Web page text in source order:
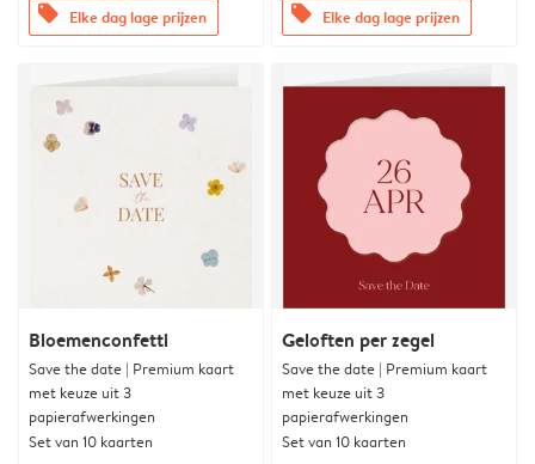
offers Elke dag lage prijzen offers Elke dag lage prijzen
Bloemenconfetti
Save the date | Premium kaart
met keuze uit 3
papierafwerkingen
Set van 10 kaarten
Geloften per zegel
Save the date | Premium kaart
met keuze uit 3
papierafwerkingen
Set van 10 kaarten